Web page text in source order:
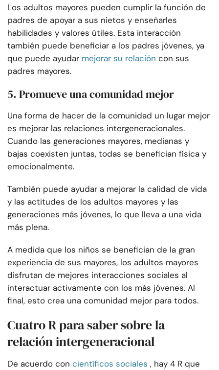
Los adultos mayores pueden cumplir la función de
padres de apoyar a sus nietos y enseñarles
habilidades y valores útiles. Esta interacción
también puede beneficiar a los padres jóvenes, ya
que puede ayudar mejorar su relación con sus
padres mayores.
5. Promueve una comunidad mejor
Una forma de hacer de la comunidad un lugar mejor
es mejorar las relaciones intergeneracionales.
Cuando las generaciones mayores, medianas y
bajas coexisten juntas, todas se benefician física y
emocionalmente.
También puede ayudar a mejorar la calidad de vida
y las actitudes de los adultos mayores y las
generaciones más jóvenes, lo que lleva a una vida
más plena.
A medida que los niños se benefician de la gran
experiencia de sus mayores, los adultos mayores
disfrutan de mejores interacciones sociales al
interactuar activamente con los más jóvenes. Al
final, esto crea una comunidad mejor para todos.
Cuatro R para saber sobre la
relación intergeneracional
De acuerdo con científicos sociales , hay 4 R que